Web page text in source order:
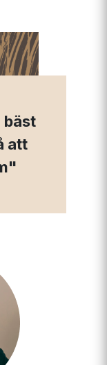
bäst
att